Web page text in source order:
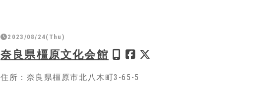
2023/08/24(Thu)
奈良県橿原文化会館
住所：奈良県橿原市北八木町3-65-5